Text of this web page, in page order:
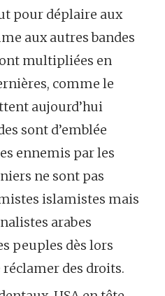
pour déplaire aux
aux autres bandes
multipliées en
comme le
aujourd’hui
sont d’emblée
ennemis par les
ne sont pas
islamistes mais
arabes
peuples dès lors
réclamer des droits.